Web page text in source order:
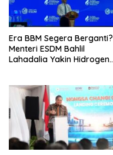
Era BBM Segera Berganti?
Menteri ESDM Bahlil
Lahadalia Yakin Hidrogen